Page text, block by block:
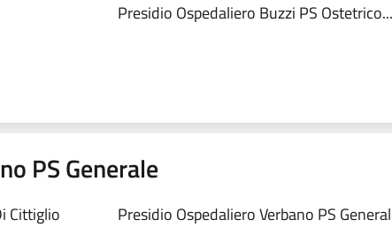
Presidio Ospedaliero Buzzi PS Ostetrico...
PS Generale
Cittiglio Presidio Ospedaliero Verbano PS